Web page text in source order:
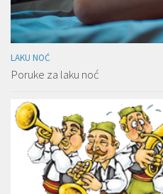
LAKU NOĆ
Poruke za laku noć